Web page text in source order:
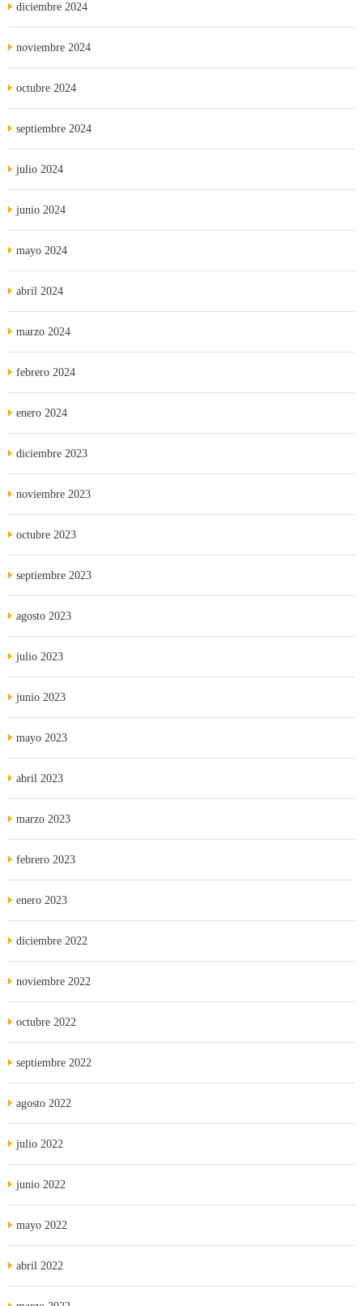
diciembre 2024
noviembre 2024
octubre 2024
septiembre 2024
julio 2024
junio 2024
mayo 2024
abril 2024
marzo 2024
febrero 2024
enero 2024
diciembre 2023
noviembre 2023
octubre 2023
septiembre 2023
agosto 2023
julio 2023
junio 2023
mayo 2023
abril 2023
marzo 2023
febrero 2023
enero 2023
diciembre 2022
noviembre 2022
octubre 2022
septiembre 2022
agosto 2022
julio 2022
junio 2022
mayo 2022
abril 2022